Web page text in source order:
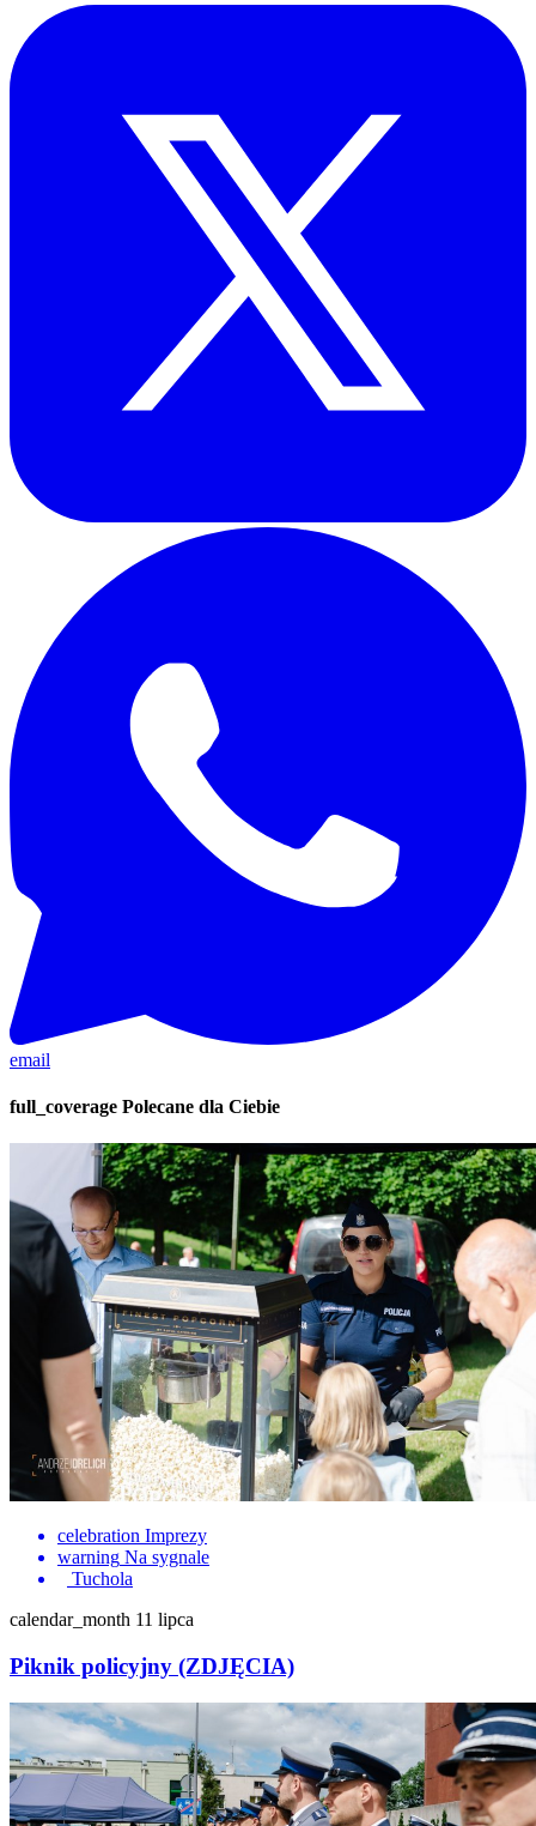
email
full_coverage Polecane dla Ciebie
celebration Imprezy
warning Na sygnale
Tuchola
calendar_month 11 lipca
Piknik policyjny (ZDJĘCIA)